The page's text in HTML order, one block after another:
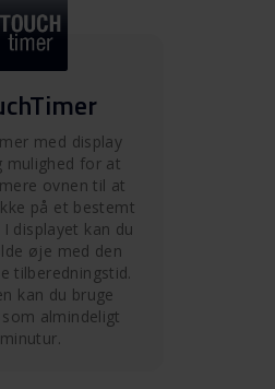
med display
mulighed for at
ovnen til at
på et bestemt
displayet kan du
øje med den
tilberedningstid.
kan du bruge
almindeligt
minutur.